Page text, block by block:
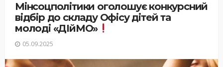
Мінсоцполітики оголошує конкурсний
відбір до складу Офісу дітей та
молоді «ДІйМО»
05.09.2025